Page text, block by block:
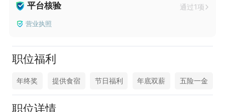
平台核验 通过1项
营业执照
职位福利
年终奖 提供食宿 节日福利 年底双薪 五险一金
职位详情